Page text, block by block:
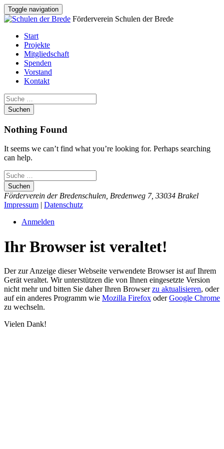
Toggle navigation
Förderverein Schulen der Brede
Start
Projekte
Mitgliedschaft
Spenden
Vorstand
Kontakt
Suchen
Nothing Found
It seems we can’t find what you’re looking for. Perhaps searching
can help.
Suchen
Förderverein der Bredenschulen, Bredenweg 7, 33034 Brakel
Impressum | Datenschutz
Anmelden
Ihr Browser ist veraltet!
Der zur Anzeige dieser Webseite verwendete Browser ist auf Ihrem
Gerät veraltet. Wir unterstützen die von Ihnen eingesetzte Version
nicht mehr und bitten Sie daher Ihren Browserzu aktualisieren, oder
auf ein anderes Programm wie Mozilla Firefox oderGoogle Chrome
zu wechseln.
Vielen Dank!